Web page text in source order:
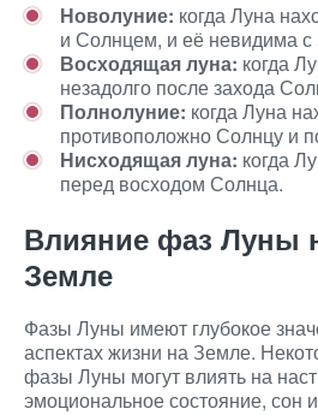
Новолуние: когда Луна
и Солнцем, и её невидима
Восходящая луна: когда
незадолго после захода
Полнолуние: когда Луна
противоположно Солнцу и
Нисходящая луна: когда
перед восходом Солнца.
Влияние фаз Луны
Земле
Фазы Луны имеют глубокое
аспектах жизни на Земле.
фазы Луны могут влиять на
эмоциональное состояние, сон